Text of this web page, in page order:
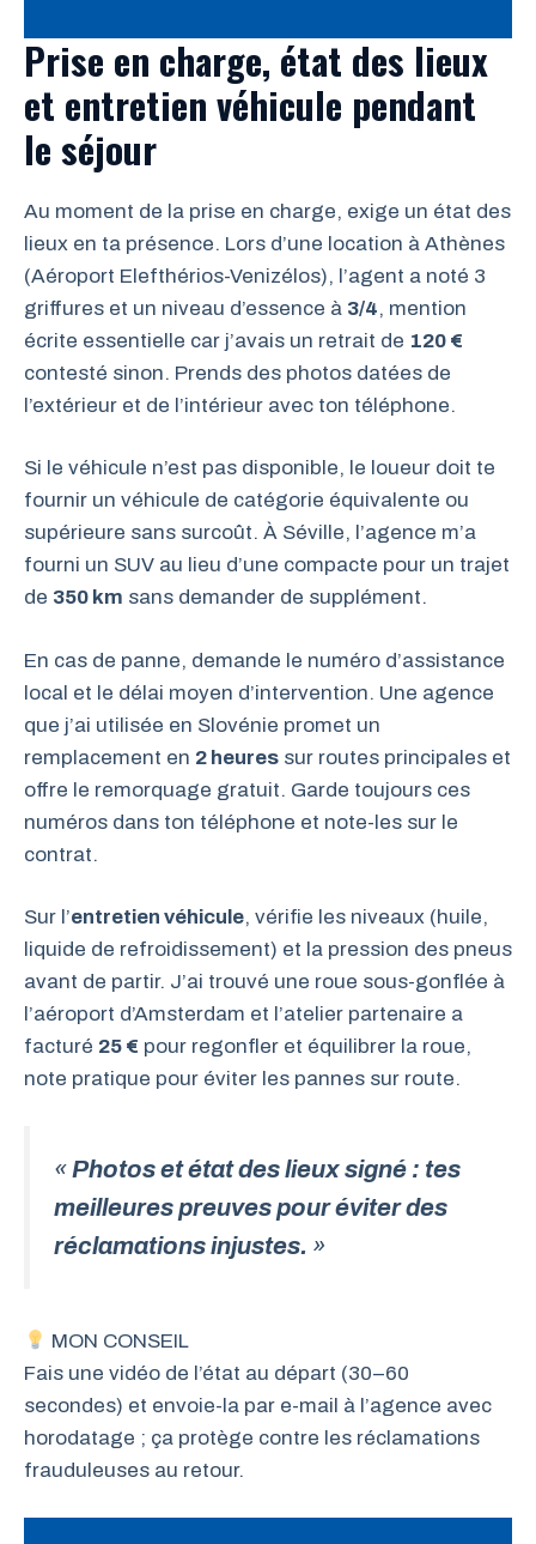
Prise en charge, état des lieux
et entretien véhicule pendant
le séjour
Au moment de la prise en charge, exige un état des
lieux en ta présence. Lors d’une location à Athènes
(Aéroport Elefthérios-Venizélos), l’agent a noté 3
griffures et un niveau d’essence à 3/4, mention
écrite essentielle car j’avais un retrait de 120 €
contesté sinon. Prends des photos datées de
l’extérieur et de l’intérieur avec ton téléphone.
Si le véhicule n’est pas disponible, le loueur doit te
fournir un véhicule de catégorie équivalente ou
supérieure sans surcoût. À Séville, l’agence m’a
fourni un SUV au lieu d’une compacte pour un trajet
de 350 km sans demander de supplément.
En cas de panne, demande le numéro d’assistance
local et le délai moyen d’intervention. Une agence
que j’ai utilisée en Slovénie promet un
remplacement en 2 heures sur routes principales et
offre le remorquage gratuit. Garde toujours ces
numéros dans ton téléphone et note-les sur le
contrat.
Sur l’entretien véhicule, vérifie les niveaux (huile,
liquide de refroidissement) et la pression des pneus
avant de partir. J’ai trouvé une roue sous-gonflée à
l’aéroport d’Amsterdam et l’atelier partenaire a
facturé 25 € pour regonfler et équilibrer la roue,
note pratique pour éviter les pannes sur route.
«Photos et état des lieux signé : tes
meilleures preuves pour éviter des
réclamations injustes. »
MON CONSEIL
Fais une vidéo de l’état au départ (30–60
secondes) et envoie-la par e-mail à l’agence avec
horodatage ; ça protège contre les réclamations
frauduleuses au retour.